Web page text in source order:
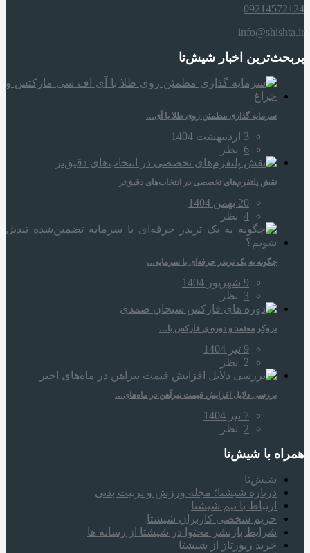
09214572124
info@shishta.ir
پربحث‌ترین اخبار شیش‌تا
سرمایه‌ گذاری مطمئن روی طلا با آی…
3 اردیبهشت 1404
6 نظر
نقش پلتفرم‌های تخصصی در انتخاب‌های دقیق‌تر
20 بهمن 1404
4 نظر
چگونه به یک تریدر حرفه‌ای با سرمایه…
9 شهریور 1404
3 نظر
بروکر معتمد و دوره‌ ی فارکس با…
9 تیر 1404
2 نظر
بررسی دلایل افزایش قیمت تیرآهن در ماه‌های…
7 تیر 1404
2 نظر
همراه‌ با شیش‌تا
شیش‌تا
درباره شیشتا؛ مجله ورزش و تربیت بدنی
ارتباط با تیم شیشتا
حریم شخصی کاربران شیشتا
شرایط بازنشر محتوا در شیشتا از رسانه ها
خرید رپورتاژ از شیشتا